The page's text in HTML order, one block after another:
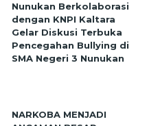
Nunukan Berkolaborasi
dengan KNPI Kaltara
Gelar Diskusi Terbuka
Pencegahan Bullying di
SMA Negeri 3 Nunukan
NARKOBA MENJADI